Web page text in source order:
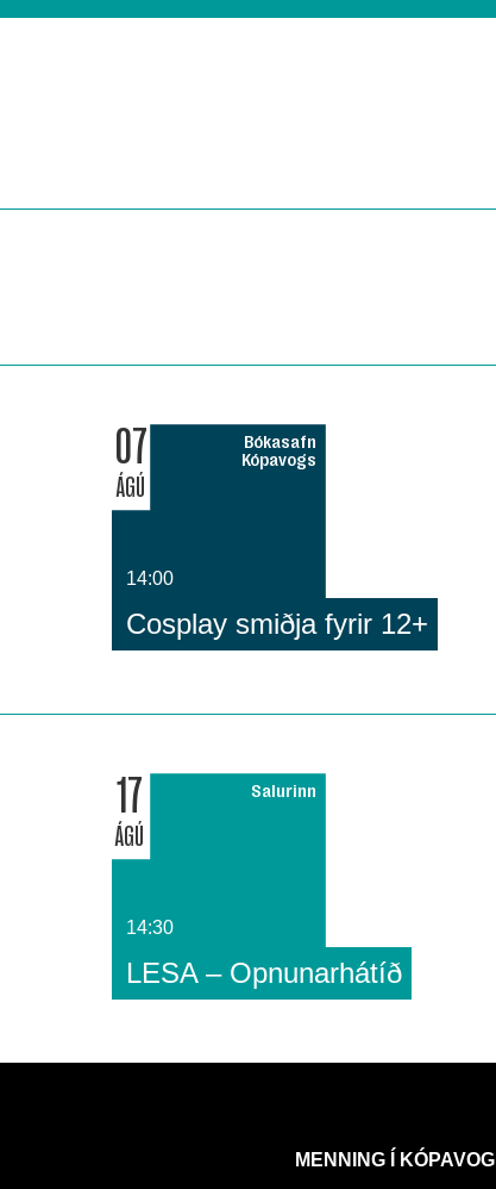
07
ÁGÚ
Bókasafn
Kópavogs
14:00
Cosplay smiðja fyrir 12+
17
ÁGÚ
Salurinn
14:30
LESA – Opnunarhátíð
MENNING Í KÓPAVOGI